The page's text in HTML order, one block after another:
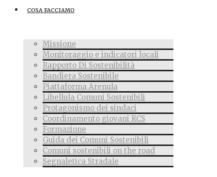
COSA FACCIAMO
Missione
Monitoraggio e indicatori locali
Rapporto Di Sostenibilità
Bandiera Sostenibile
Piattaforma Arenula
Libellula Comuni Sostenibili
Protagonismo dei sindaci
Coordinamento giovani RCS
Formazione
Guida dei Comuni Sostenibili
Comuni sostenibili on the road
Segnaletica Stradale